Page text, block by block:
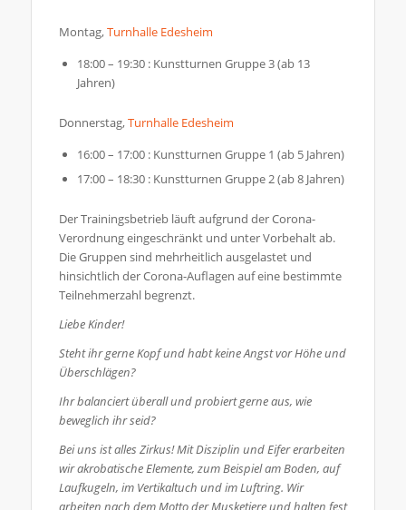
Montag,Turnhalle Edesheim
18:00 – 19:30 : Kunstturnen Gruppe 3 (ab 13
Jahren)
Donnerstag,Turnhalle Edesheim
16:00 – 17:00 : Kunstturnen Gruppe 1 (ab 5 Jahren)
17:00 – 18:30 : Kunstturnen Gruppe 2 (ab 8 Jahren)
Der Trainingsbetrieb läuft aufgrund der Corona-
Verordnung eingeschränkt und unter Vorbehalt ab.
Die Gruppen sind mehrheitlich ausgelastet und
hinsichtlich der Corona-Auflagen auf eine bestimmte
Teilnehmerzahl begrenzt.
Liebe Kinder!
Steht ihr gerne Kopf und habt keine Angst vor Höhe und
Überschlägen?
Ihr balanciert überall und probiert gerne aus, wie
beweglich ihr seid?
Bei uns ist alles Zirkus! Mit Disziplin und Eifer erarbeiten
wir akrobatische Elemente, zum Beispiel am Boden, auf
Laufkugeln, im Vertikaltuch und im Luftring. Wir
arbeiten nach dem Motto der Musketiere und halten fest